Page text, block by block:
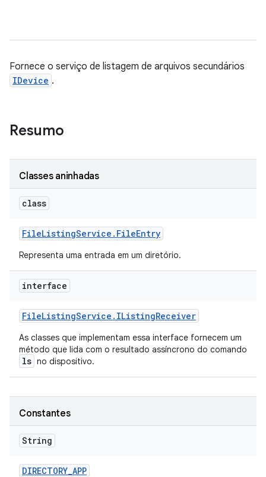
Fornece o serviço de listagem de arquivos secundários
IDevice .
Resumo
Classes aninhadas
class
FileListingService . FileEntry
Representa uma entrada em um diretório.
interface
FileListingService . IListingReceiver
As classes que implementam essa interface fornecem um
método que lida com o resultado assíncrono do comando
ls no dispositivo.
Constantes
String
DIRECTORY_APP